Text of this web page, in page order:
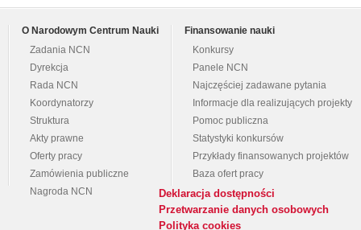
O Narodowym Centrum Nauki
Zadania NCN
Dyrekcja
Rada NCN
Koordynatorzy
Struktura
Akty prawne
Oferty pracy
Zamówienia publiczne
Nagroda NCN
Finansowanie nauki
Konkursy
Panele NCN
Najczęściej zadawane pytania
Informacje dla realizujących projekty
Pomoc publiczna
Statystyki konkursów
Przykłady finansowanych projektów
Baza ofert pracy
Deklaracja dostępności
Przetwarzanie danych osobowych
Polityka cookies